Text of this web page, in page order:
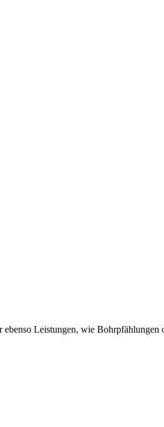
Leistungen, wie Bohrpfählungen